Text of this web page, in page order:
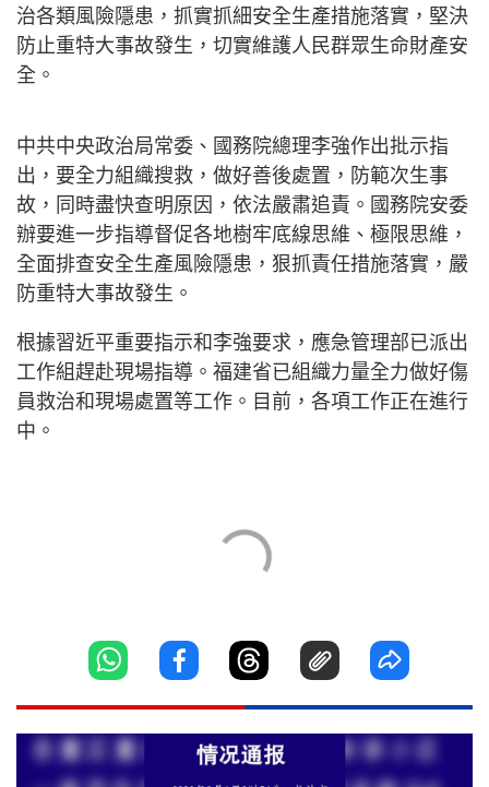
治各類風險隱患，抓實抓細安全生產措施落實，堅決
防止重特大事故發生，切實維護人民群眾生命財產安
全。
中共中央政治局常委、國務院總理李強作出批示指
出，要全力組織搜救，做好善後處置，防範次生事
故，同時盡快查明原因，依法嚴肅追責。國務院安委
辦要進一步指導督促各地樹牢底線思維、極限思維，
全面排查安全生產風險隱患，狠抓責任措施落實，嚴
防重特大事故發生。
根據習近平重要指示和李強要求，應急管理部已派出
工作組趕赴現場指導。福建省已組織力量全力做好傷
員救治和現場處置等工作。目前，各項工作正在進行
中。